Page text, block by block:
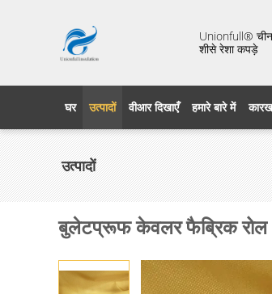
Unionfull® चीन
शीसे रेशा कपड़े
घर उत्पादों वीआर दिखाएँ हमारे बारे में
उत्पादों
बुलेटप्रूफ केवलर फैब्रिक रोल